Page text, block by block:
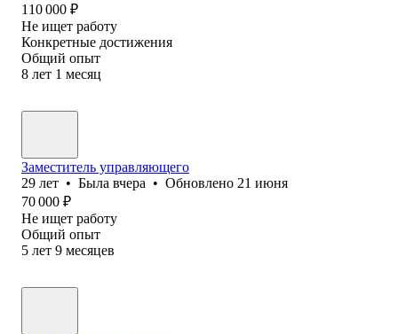
110 000 ₽
Не ищет работу
Конкретные достижения
Общий опыт
8 лет 1 месяц
Заместитель управляющего
29 лет • Была вчера • Обновлено 21 июня
70 000 ₽
Не ищет работу
Общий опыт
5 лет 9 месяцев